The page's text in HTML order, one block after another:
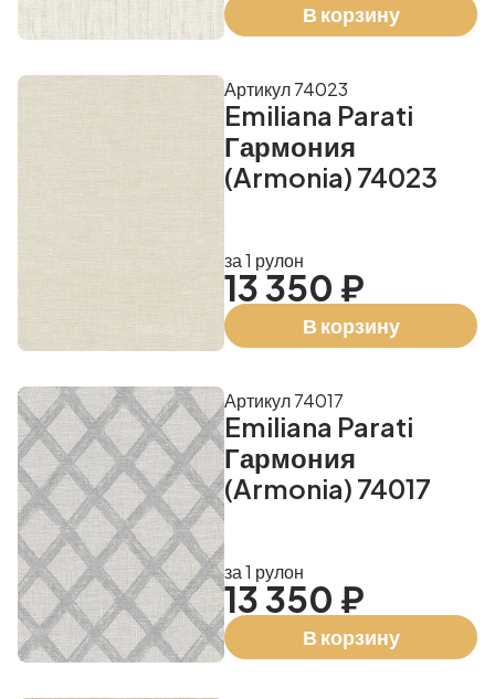
В корзину
Emiliana Parati
Гармония
(Armonia) 74023
Артикул 74023
за 1 рулон
13 350 ₽
В корзину
Emiliana Parati
Гармония
(Armonia) 74017
Артикул 74017
за 1 рулон
13 350 ₽
В корзину